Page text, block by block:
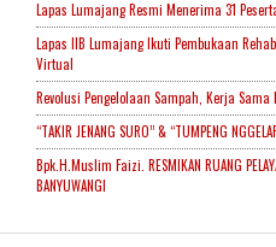
Lapas Lumajang Resmi Menerima 31
Lapas IIB Lumajang Ikuti Pembukaan
Virtual
Revolusi Pengelolaan Sampah, Kerja Sama
“TAKIR JENANG SURO” & “TUMPENG
Bpk.H.Muslim Faizi. RESMIKAN RUANG
BANYUWANGI